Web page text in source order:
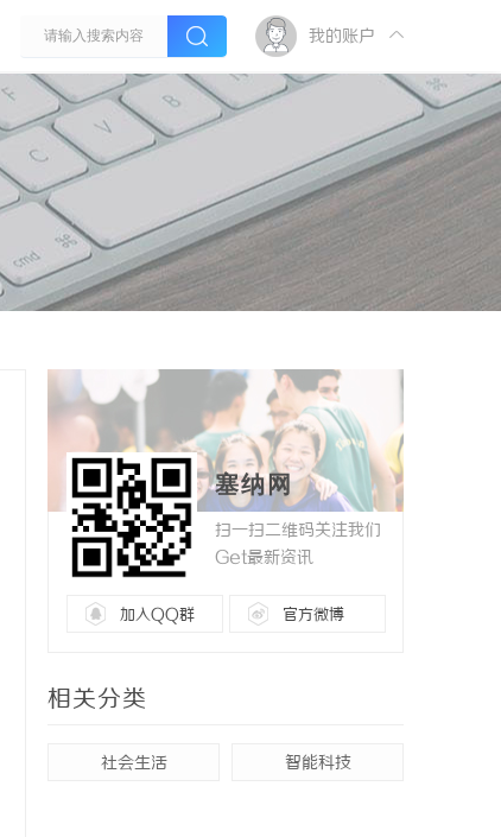
我的账户
塞纳网
扫一扫二维码关注我们
Get最新资讯
加入QQ群 官方微博
相关分类
社会生活 智能科技